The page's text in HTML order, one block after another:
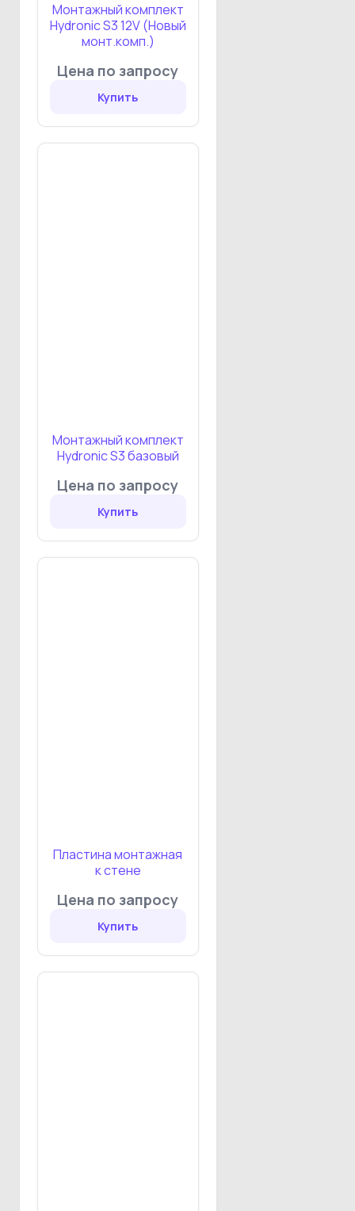
Монтажный комплект
Hydronic S3 12V (Новый
монт.комп.)
Цена по запросу
Купить
Монтажный комплект
Hydronic S3 базовый
Цена по запросу
Купить
Пластина монтажная
к стене
Цена по запросу
Купить